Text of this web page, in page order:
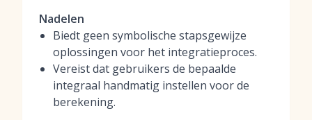
Nadelen
Biedt geen symbolische stapsgewijze
oplossingen voor het integratieproces.
Vereist dat gebruikers de bepaalde
integraal handmatig instellen voor de
berekening.